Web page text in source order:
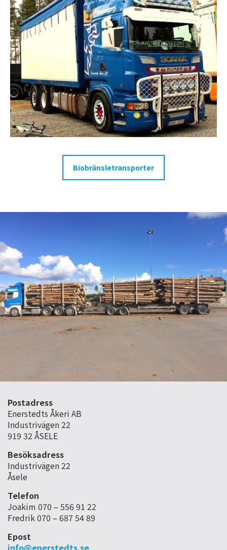
Biobränsletransporter
Postadress
Enerstedts Åkeri AB
Industrivägen 22
919 32 ÅSELE
Besöksadress
Industrivägen 22
Åsele
Telefon
Joakim 070 – 556 91 22
Fredrik 070 – 687 54 89
Epost